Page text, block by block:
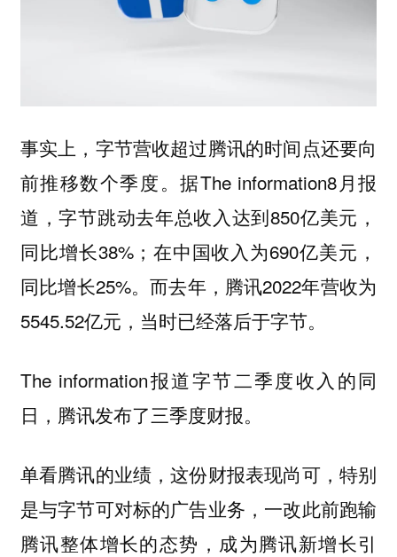
事实上，字节营收超过腾讯的时间点还要向
前推移数个季度。据The information8月报
道，字节跳动去年总收入达到850亿美元，
同比增长38%；在中国收入为690亿美元，
同比增长25%。而去年，腾讯2022年营收为
5545.52亿元，当时已经落后于字节。
The information报道字节二季度收入的同
日，腾讯发布了三季度财报。
单看腾讯的业绩，这份财报表现尚可，特别
是与字节可对标的广告业务，一改此前跑输
腾讯整体增长的态势，成为腾讯新增长引